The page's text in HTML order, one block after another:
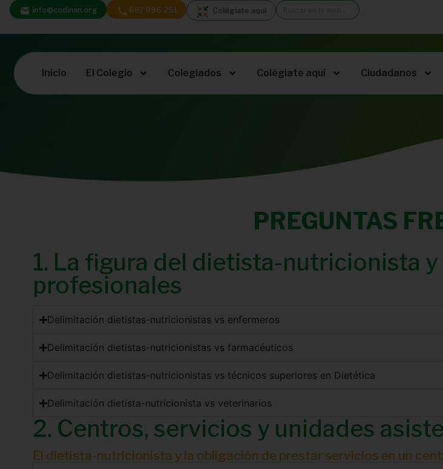
info@codinan.org 687 996 251 Colégiate aquí
Inicio El Colegio Colegiados Colégiate aquí Ciudadanos
PREGUNTAS
1. La figura del dietista-nutricionista
profesionales
Delimitación dietistas-nutricionistas vs enfermeros
Delimitación dietistas-nutricionistas vs farmacéuticos
Delimitación dietistas-nutricionistas vs técnicos superiores en Dietética
Delimitación dietista-nutricionista vs veterinarios
2. Centros, servicios y unidades
El dietista-nutricionista y la obligación de prestar servicios en un